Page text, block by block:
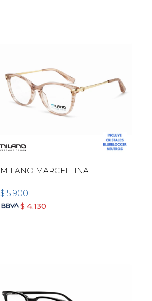
MILANO MARCELLINA
$ 5.900
$ 4.130